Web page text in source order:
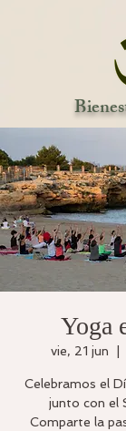
Yoga
vie, 21 jun
Celebramos el
junto con el
Comparte la